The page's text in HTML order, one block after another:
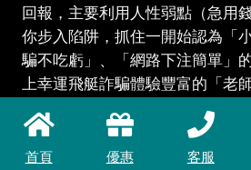
回報，主要利用人性弱點（急用
你步入陷阱，抓住一開始認為「
騙不吃虧」、「網路下注簡單」
上幸運飛艇詐騙體驗豐富的「老
「總監」協助投注代操，民眾獲
更多金錢，最後以各式理由拒絕
你抱持著「投入一筆總要賺回來
首頁 優惠 客服